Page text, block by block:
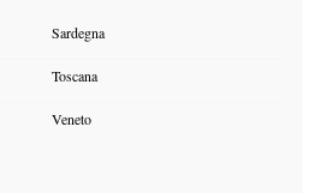
Sardegna
Toscana
Veneto